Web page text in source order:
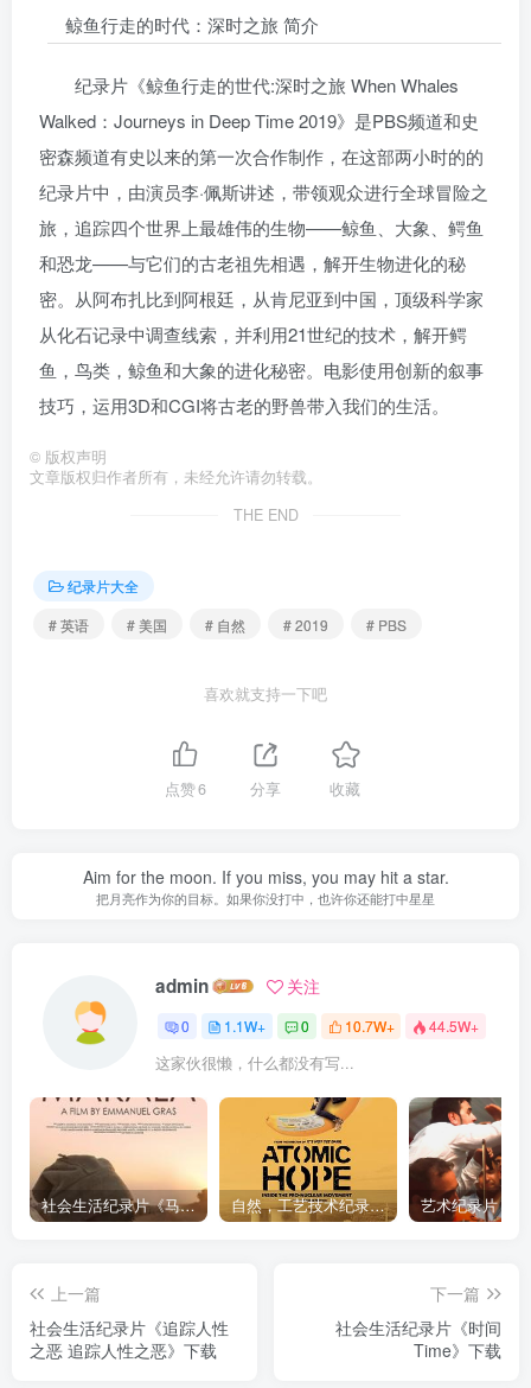
鲸鱼行走的时代：深时之旅 简介
纪录片《鲸鱼行走的世代:深时之旅 When Whales
Walked：Journeys in Deep Time 2019》是PBS频道和史
密森频道有史以来的第一次合作制作，在这部两小时的的
纪录片中，由演员李·佩斯讲述，带领观众进行全球冒险之
旅，追踪四个世界上最雄伟的生物——鲸鱼、大象、鳄鱼
和恐龙——与它们的古老祖先相遇，解开生物进化的秘
密。从阿布扎比到阿根廷，从肯尼亚到中国，顶级科学家
从化石记录中调查线索，并利用21世纪的技术，解开鳄
鱼，鸟类，鲸鱼和大象的进化秘密。电影使用创新的叙事
技巧，运用3D和CGI将古老的野兽带入我们的生活。
© 版权声明
文章版权归作者所有，未经允许请勿转载。
THE END
纪录片大全
# 英语
# 美国 # 自然 # 2019 # PBS
喜欢就支持一下吧
点赞6 分享 收藏
Aim for the moon. If you miss, you may hit a star.
把月亮作为你的目标。如果你没打中，也许你还能打中星星
admin 关注
0 1.1W+ 0 10.7W+ 44.5W+
这家伙很懒，什么都没有写...
社会生活纪录片《马加拉 Makala》下载 自然，工艺技术纪录片《原子能的希望 Atomic Hope – Inside the Pro-Nuclear Movement》下载
上一篇
社会生活纪录片《追踪人性
之恶 追踪人性之恶》下载
下一篇
社会生活纪录片《时间
Time》下载